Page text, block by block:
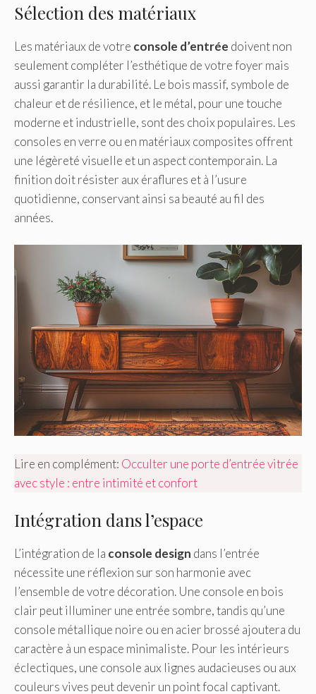
Sélection des matériaux
Les matériaux de votre console d’entrée doivent non
seulement compléter l’esthétique de votre foyer mais
aussi garantir la durabilité. Le bois massif, symbole de
chaleur et de résilience, et le métal, pour une touche
moderne et industrielle, sont des choix populaires. Les
consoles en verre ou en matériaux composites offrent
une légèreté visuelle et un aspect contemporain. La
finition doit résister aux éraflures et à l’usure
quotidienne, conservant ainsi sa beauté au fil des
années.
Lire en complément: Occulter une porte d’entrée vitrée
avec style : entre intimité et confort
Intégration dans l’espace
L’intégration de la console design dans l’entrée
nécessite une réflexion sur son harmonie avec
l’ensemble de votre décoration. Une console en bois
clair peut illuminer une entrée sombre, tandis qu’une
console métallique noire ou en acier brossé ajoutera du
caractère à un espace minimaliste. Pour les intérieurs
éclectiques, une console aux lignes audacieuses ou aux
couleurs vives peut devenir un point focal captivant.